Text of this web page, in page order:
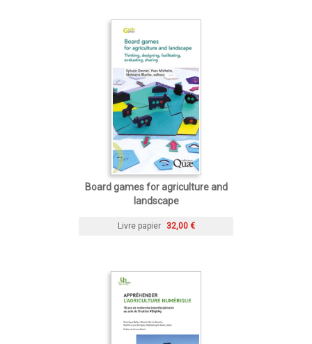
Board games for agriculture and
landscape
Livre papier 32,00 €